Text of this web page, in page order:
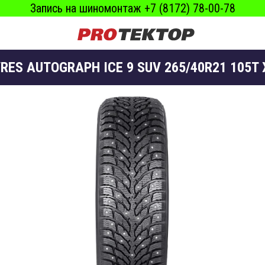
Запись на шиномонтаж +7 (8172) 78-00-78
AUTOGRAPH ICE 9 SUV 265/40R21